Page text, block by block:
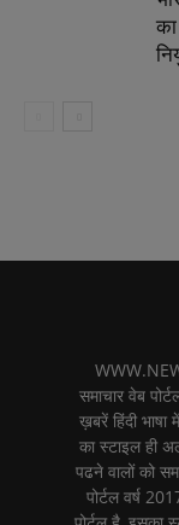
का
समाचार वेब
ख़बरें हिंदी
का स्टाइल ही
पढने वालों को
पोर्टल वर्ष